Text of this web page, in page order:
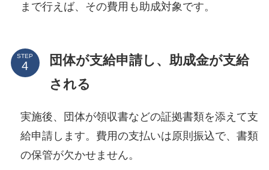
まで行えば、その費用も助成対象です。
STEP
団体が支給申請し、助成金が支給
される
実施後、団体が領収書などの証拠書類を添えて支
給申請します。費用の支払いは原則振込で、書類
の保管が欠かせません。